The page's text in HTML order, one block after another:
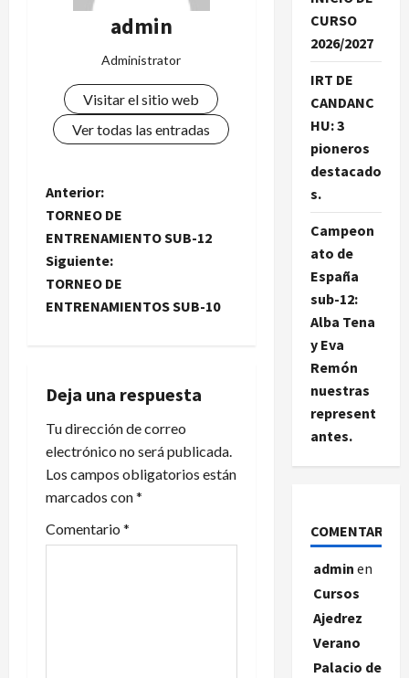
admin
Administrator
Visitar el sitio web
Ver todas las entradas
N
a
v
e
a
c
i
ó
n
Anterior:
TORNEO DE
ENTRENAMIENTO SUB-12
Siguiente:
TORNEO DE
ENTRENAMIENTOS SUB-10
Deja una respuesta
Tu dirección de correo
electrónico no será publicada.
Los campos obligatorios están
marcados con*
Comentario *
CURSO
2026/2027
IRT DE
CANDANC
HU: 3
pioneros
destacado
s.
Campeon
ato de
España
sub-12:
Alba Tena
y Eva
Remón
nuestras
represent
antes.
COMENTARIOS
admin en
Cursos
Ajedrez
Verano
Palacio de